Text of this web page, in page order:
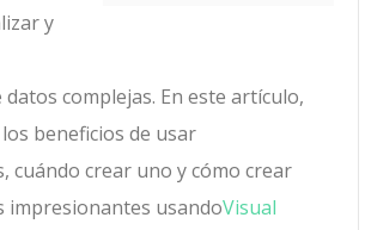
y
complejas. En este artículo,
beneficios de usar
cuándo crear uno y cómo crear
impresionantes usandoVisual